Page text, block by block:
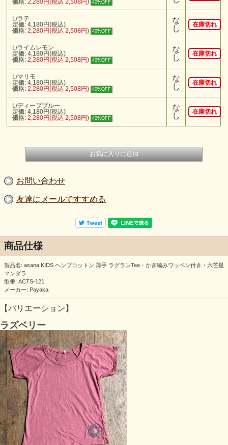
40%OFF
L/ラテ
定価: 4,180円(税込)
価格:2,280円(税込 2,508円) 40%OFF
な
し
在庫切れ
L/ライムレモン
定価: 4,180円(税込)
価格:2,280円(税込 2,508円) 40%OFF
な
し
在庫切れ
L/マリモ
定価: 4,180円(税込)
価格:2,280円(税込 2,508円) 40%OFF
な
し
在庫切れ
L/ディープブルー
定価: 4,180円(税込)
価格:2,280円(税込 2,508円) 40%OFF
な
し
在庫切れ
お問い合わせ
友達にメールですすめる
商品仕様
製品名: asana KIDS ヘンプコットン 薄手 ラグランTee・かぎ編みワッペン付き・六芒星
マンダラ
型番: ACTS-121
メーカー: Payaka
【バリエーション】
ラズベリー